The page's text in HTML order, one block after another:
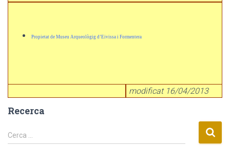
Propietat de Museu Arqueològig d’Eivissa i Formentera
modificat 16/04/2013
Recerca
C
e
Cerca …